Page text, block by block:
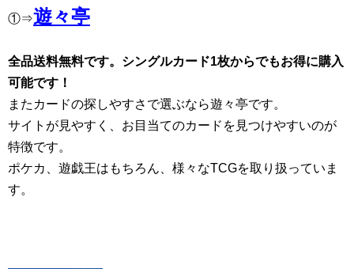
①⇒遊々亭
全品送料無料です。シングルカード1枚からでもお得に購入
可能です！
またカードの探しやすさで選ぶなら遊々亭です。
サイトが見やすく、お目当てのカードを見つけやすいのが
特徴です。
ポケカ、遊戯王はもちろん、様々なTCGを取り扱っていま
す。